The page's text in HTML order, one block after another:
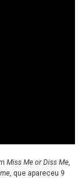
Miss Me or Diss Me
, que apareceu 9